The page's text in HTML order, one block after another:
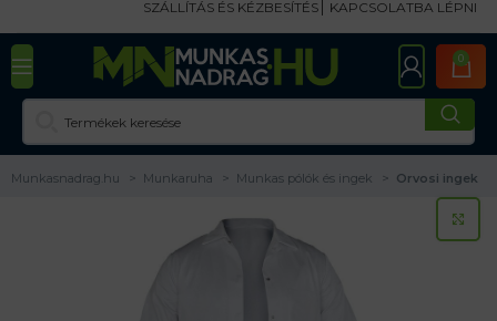
SZÁLLÍTÁS ÉS KÉZBESÍTÉS KAPCSOLATBA LÉPNI
0
Munkasnadrag.hu Munkaruha Munkas pólók és ingek Orvosi ingek